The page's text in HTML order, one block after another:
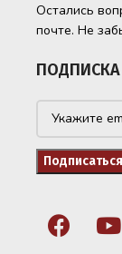
Остались
почте. Не